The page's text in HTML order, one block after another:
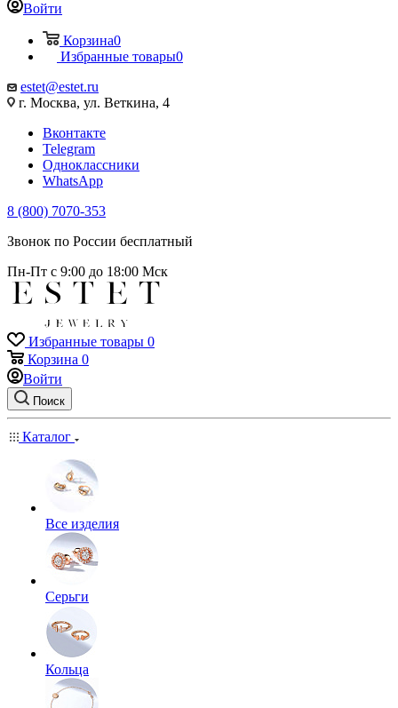
Войти
Корзина0
Избранные товары0
estet@estet.ru
г. Москва, ул. Веткина, 4
Вконтакте
Telegram
Одноклассники
WhatsApp
8 (800) 7070-353
Звонок по России бесплатный
Пн-Пт с 9:00 до 18:00 Мск
Избранные товары 0
Корзина 0
Войти
Поиск
Каталог
Все изделия
Серьги
Кольца